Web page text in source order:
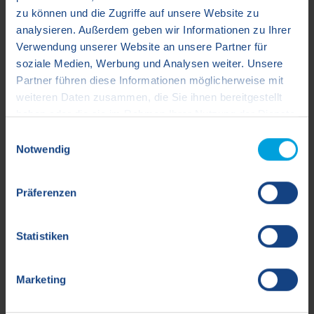
zu können und die Zugriffe auf unsere Website zu
analysieren. Außerdem geben wir Informationen zu Ihrer
Verwendung unserer Website an unsere Partner für
soziale Medien, Werbung und Analysen weiter. Unsere
Partner führen diese Informationen möglicherweise mit
weiteren Daten zusammen, die Sie ihnen bereitgestellt
haben oder die sie im Rahmen Ihrer Nutzung der Dienste
Drittanbieter (z.B. Google Ireland Limited) eine
werden kann
zugleich gem. Art. 49 Abs. 1 S. 1 lit. a) DSGVO ein, dass
Notwendig
Präferenzen
Statistiken
Marketing
Zurück zur Übersicht